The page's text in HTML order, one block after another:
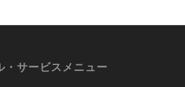
・サービスメニュー